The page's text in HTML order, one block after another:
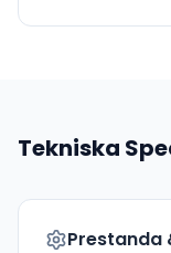
Tekniska
Prestanda